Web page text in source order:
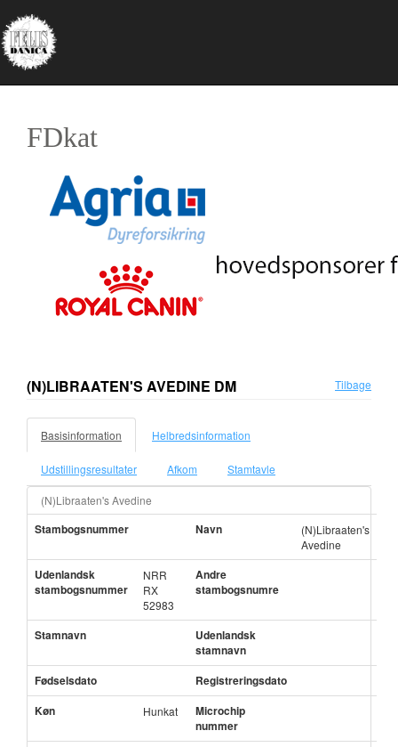
FDkat
(N)LIBRAATEN'S AVEDINE DM Tilbage
Basisinformation Helbredsinformation
Udstillingsresultater Afkom Stamtavle
(N)Libraaten's Avedine
Stambogsnummer Navn
(N)Libraaten's
Avedine
Udenlandsk
stambogsnummer
NRR
RX
52983
Andre
stambogsnumre
Stamnavn
Udenlandsk
stamnavn
Fødselsdato
Registreringsdato
Køn
Hunkat
Microchip
nummer